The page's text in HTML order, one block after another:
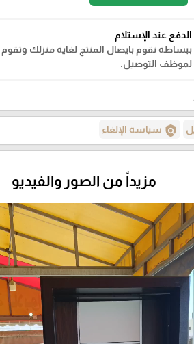
الدفع عند الإستلام
ببساطة نقوم بايصال المنتج لغاية منزلك
لموظف التوصيل.
policy سياسة الإلغاء
مزيداً من الصور والفيديو